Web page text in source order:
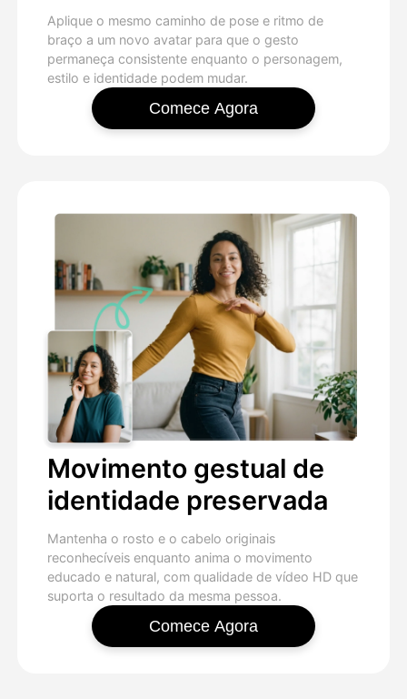
Aplique o mesmo caminho de pose e ritmo de
braço a um novo avatar para que o gesto
permaneça consistente enquanto o personagem,
estilo e identidade podem mudar.
Comece Agora
Movimento gestual de
identidade preservada
Mantenha o rosto e o cabelo originais
reconhecíveis enquanto anima o movimento
educado e natural, com qualidade de vídeo HD que
suporta o resultado da mesma pessoa.
Comece Agora